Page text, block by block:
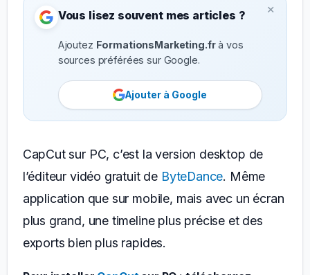
×
Vous lisez souvent mes articles ?
Ajoutez FormationsMarketing.frà vos
sources préférées sur Google.
Ajouter à Google
CapCut sur PC, c’est la version desktop de
l’éditeur vidéo gratuit de ByteDance. Même
application que sur mobile, mais avec un écran
plus grand, une timeline plus précise et des
exports bien plus rapides.